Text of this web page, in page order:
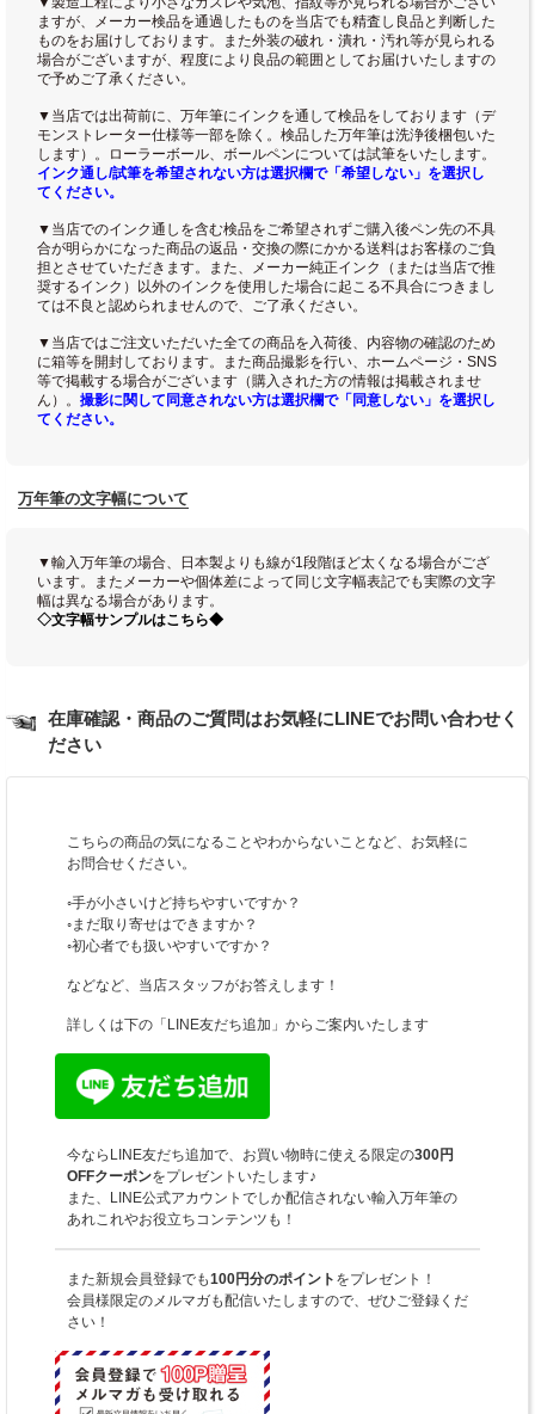
ますが、メーカー検品を通過したものを当店でも精査し良品と判断した
ものをお届けしております。また外装の破れ・潰れ・汚れ等が見られる
場合がございますが、程度により良品の範囲としてお届けいたしますの
で予めご了承ください。
▼当店では出荷前に、万年筆にインクを通して検品をしております（デ
モンストレーター仕様等一部を除く。検品した万年筆は洗浄後梱包いた
します）。ローラーボール、ボールペンについては試筆をいたします。
インク通し/試筆を希望されない方は選択欄で「希望しない」を選択し
てください。
▼当店でのインク通しを含む検品をご希望されずご購入後ペン先の不具
合が明らかになった商品の返品・交換の際にかかる送料はお客様のご負
担とさせていただきます。また、メーカー純正インク（または当店で推
奨するインク）以外のインクを使用した場合に起こる不具合につきまし
ては不良と認められませんので、ご了承ください。
▼当店ではご注文いただいた全ての商品を入荷後、内容物の確認のため
に箱等を開封しております。また商品撮影を行い、ホームページ・SNS
等で掲載する場合がございます（購入された方の情報は掲載されませ
ん）。 撮影に関して同意されない方は選択欄で「同意しない」を選択し
てください。
万年筆の文字幅について
▼輸入万年筆の場合、日本製よりも線が1段階ほど太くなる場合がござ
います。またメーカーや個体差によって同じ文字幅表記でも実際の文字
幅は異なる場合があります。
◇文字幅サンプルはこちら◆
在庫確認・商品のご質問はお気軽にLINEでお問い合わせく
ださい
こちらの商品の気になることやわからないことなど、お気軽に
お問合せください。
◦手が小さいけど持ちやすいですか？
◦まだ取り寄せはできますか？
◦初心者でも扱いやすいですか？
などなど、当店スタッフがお答えします！
詳しくは下の「LINE友だち追加」からご案内いたします
今ならLINE友だち追加で、お買い物時に使える限定の300円
OFFクーポンをプレゼントいたします♪
また、LINE公式アカウントでしか配信されない輸入万年筆の
あれこれやお役立ちコンテンツも！
また新規会員登録でも100円分のポイント をプレゼント！
会員様限定のメルマガも配信いたしますので、ぜひご登録くだ
さい！